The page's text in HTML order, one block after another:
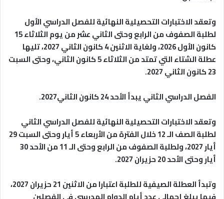
وتعقد الاختبارات التحصيلية النهائية للفصل الدراسي الأول
لطلبة الصفوف من الرابع وحتى الثاني عشر من يوم الثلاثاء 15
كانون الأول 2026، ولغاية الاثنين 4 كانون الثاني 2027، تليها
عطلة الشتاء التي تمتد من الثلاثاء 5 كانون الثاني، وحتى السبت
23 كانون الثاني 2027.
الفصل الدراسي الثاني يبدأ الأحد 24 كانون الثاني2027.
وتعقد الاختبارات التحصيلية النهائية للفصل الدراسي الثاني
لطلبة الصف الـ 12 خلال الفترة من الأربعاء 5 أيار وحتى السبت 29
أيار 2027، ولطلبة الصفوف من الرابع وحتى الـ 11 من الأحد 30
أيار وحتى الأحد 20 حزيران 2027.
وتبدأ العطلة الصيفية للطلبة اعتبارا من الاثنين 21 حزيران 2027،